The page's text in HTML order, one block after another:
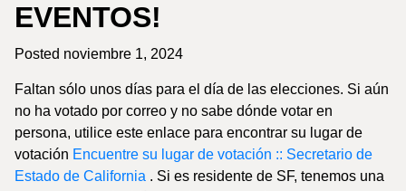
EVENTOS!
Posted noviembre 1, 2024
Faltan sólo unos días para el día de las elecciones. Si aún
no ha votado por correo y no sabe dónde votar en
persona, utilice este enlace para encontrar su lugar de
votación Encuentre su lugar de votación :: Secretario de
Estado de California . Si es residente de SF, tenemos una